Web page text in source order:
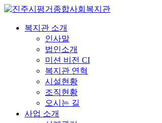
복지관 소개
인사말
법인소개
미션 비전 CI
복지관 연혁
시설현황
조직현황
오시는 길
사업 소개